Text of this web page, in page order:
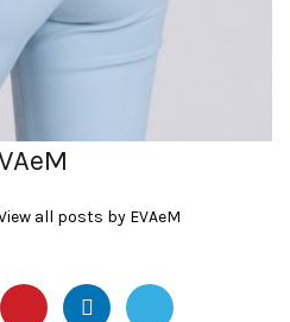
all posts by EVAeM